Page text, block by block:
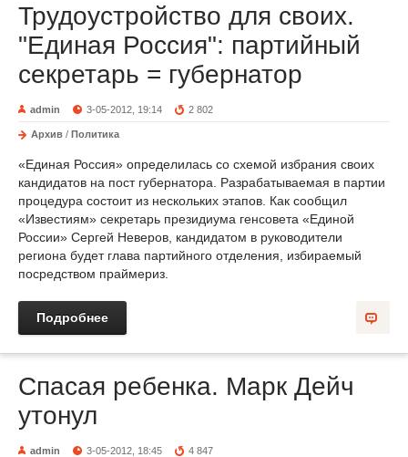
Трудоустройство для своих.
"Единая Россия": партийный
секретарь = губернатор
admin 3-05-2012, 19:14 2 802
Архив / Политика
«Единая Россия» определилась со схемой избрания своих
кандидатов на пост губернатора. Разрабатываемая в партии
процедура состоит из нескольких этапов. Как сообщил
«Известиям» секретарь президиума генсовета «Единой
России» Сергей Неверов, кандидатом в руководители
региона будет глава партийного отделения, избираемый
посредством праймериз.
Подробнее
Спасая ребенка. Марк Дейч
утонул
admin 3-05-2012, 18:45 4 847